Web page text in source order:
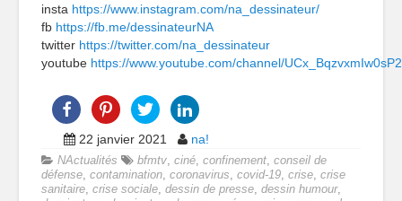
insta https://www.instagram.com/na_dessinateur/
fb https://fb.me/dessinateurNA
twitter https://twitter.com/na_dessinateur
youtube https://www.youtube.com/channel/
22 janvier 2021 na!
NActualités bfmtv, ciné, confinement, conseil de
défense, contamination, coronavirus, covid-19, crise, crise
sanitaire, crise sociale, dessin de presse, dessin humour,